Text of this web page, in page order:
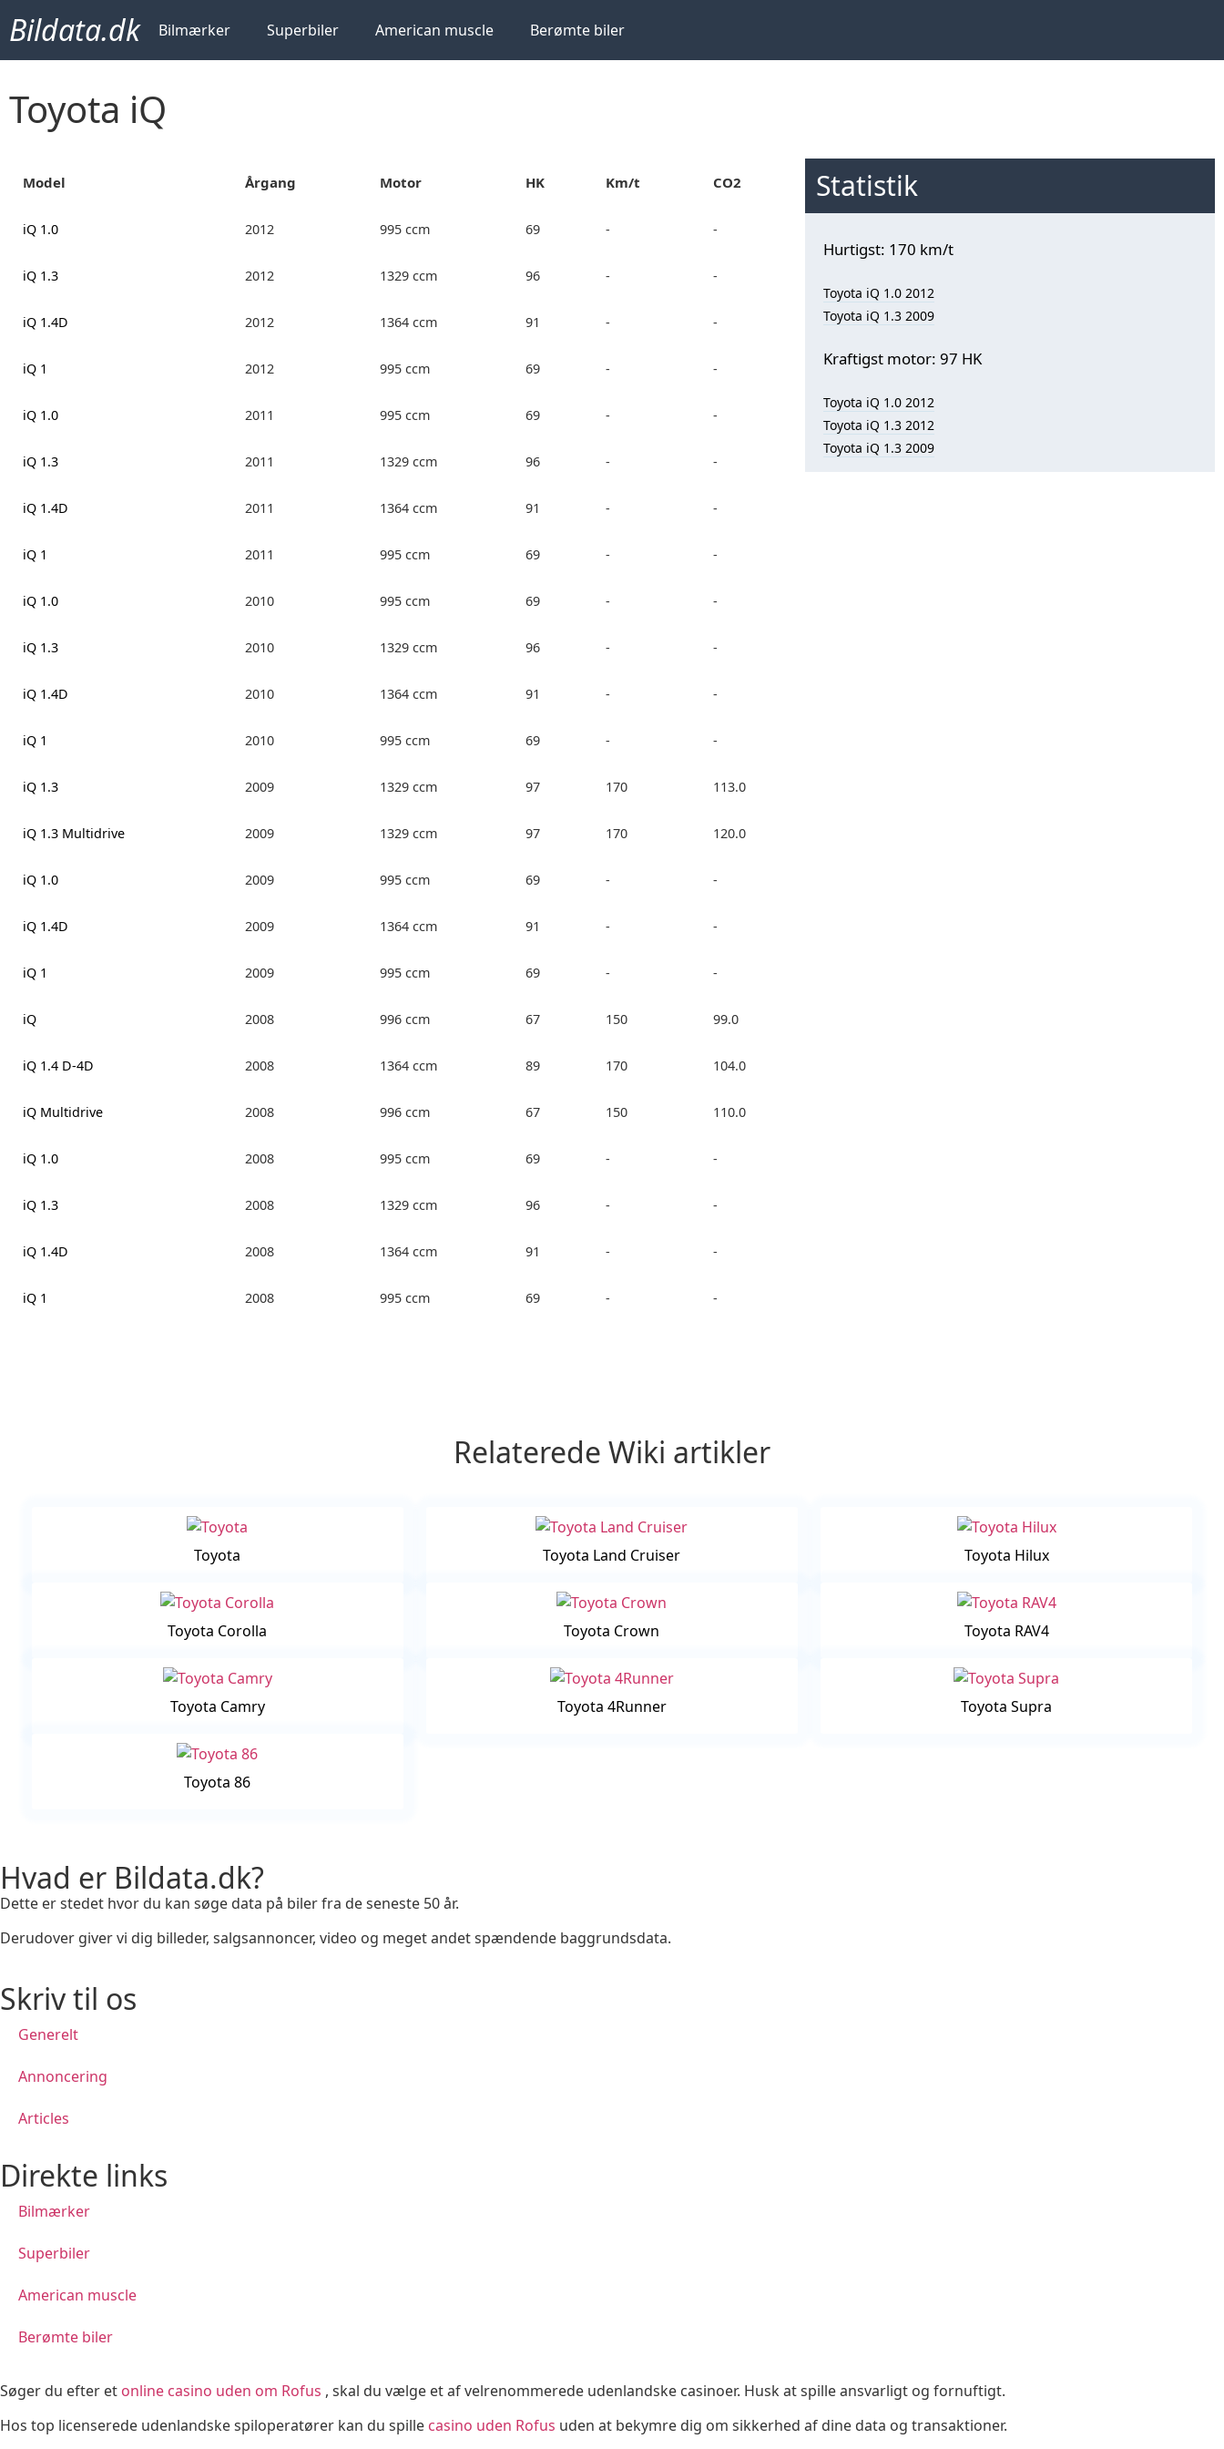
Bildata.dk Bilmærker Superbiler American muscle Berømte biler
Toyota iQ
Model Årgang Motor HK Km/t CO2
iQ 1.0 2012 995 ccm 69 - -
iQ 1.3 2012 1329 ccm 96 - -
iQ 1.4D 2012 1364 ccm 91 - -
iQ 1 2012 995 ccm 69 - -
iQ 1.0 2011 995 ccm 69 - -
iQ 1.3 2011 1329 ccm 96 - -
iQ 1.4D 2011 1364 ccm 91 - -
iQ 1 2011 995 ccm 69 - -
iQ 1.0 2010 995 ccm 69 - -
iQ 1.3 2010 1329 ccm 96 - -
iQ 1.4D 2010 1364 ccm 91 - -
iQ 1 2010 995 ccm 69 - -
iQ 1.3 2009 1329 ccm 97 170 113.0
iQ 1.3 Multidrive 2009 1329 ccm 97 170 120.0
iQ 1.0 2009 995 ccm 69 - -
iQ 1.4D 2009 1364 ccm 91 - -
iQ 1 2009 995 ccm 69 - -
iQ 2008 996 ccm 67 150 99.0
iQ 1.4 D-4D 2008 1364 ccm 89 170 104.0
iQ Multidrive 2008 996 ccm 67 150 110.0
iQ 1.0 2008 995 ccm 69 - -
iQ 1.3 2008 1329 ccm 96 - -
iQ 1.4D 2008 1364 ccm 91 - -
iQ 1 2008 995 ccm 69 - -
Statistik
Hurtigst: 170 km/t
Toyota iQ 1.0 2012
Toyota iQ 1.3 2009
Kraftigst motor: 97 HK
Toyota iQ 1.0 2012
Toyota iQ 1.3 2012
Toyota iQ 1.3 2009
Relaterede Wiki artikler
Toyota Toyota Land Cruiser Toyota Hilux
Toyota Corolla Toyota Crown Toyota RAV4
Toyota Camry Toyota 4Runner Toyota Supra
Toyota 86
Hvad er Bildata.dk?
Dette er stedet hvor du kan søge data på biler fra de seneste 50 år.
Derudover giver vi dig billeder, salgsannoncer, video og meget andet spændende baggrundsdata.
Skriv til os
Generelt
Annoncering
Articles
Direkte links
Bilmærker
Superbiler
American muscle
Berømte biler
Søger du efter et online casino uden om Rofus , skal du vælge et af velrenommerede udenlandske casinoer. Husk at spille ansvarligt og fornuftigt.
Hos top licenserede udenlandske spiloperatører kan du spille casino uden Rofus uden at bekymre dig om sikkerhed af dine data og transaktioner.